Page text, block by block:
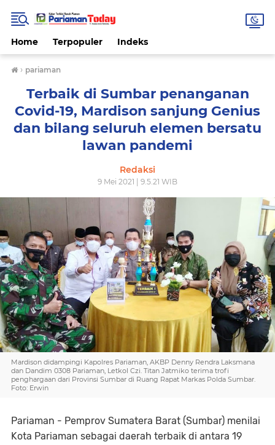
Home Terpopuler Indeks
› pariaman
Terbaik di Sumbar penanganan
Covid-19, Mardison sanjung Genius
dan bilang seluruh elemen bersatu
lawan pandemi
Redaksi
9 Mei 2021 | 9.5.21 WIB
Mardison didampingi Kapolres Pariaman, AKBP Denny Rendra Laksmana
dan Dandim 0308 Pariaman, Letkol Czi. Titan Jatmiko terima trofi
penghargaan dari Provinsi Sumbar di Ruang Rapat Markas Polda Sumbar.
Foto: Erwin
Pariaman - Pemprov Sumatera Barat (Sumbar) menilai
Kota Pariaman sebagai daerah terbaik di antara 19